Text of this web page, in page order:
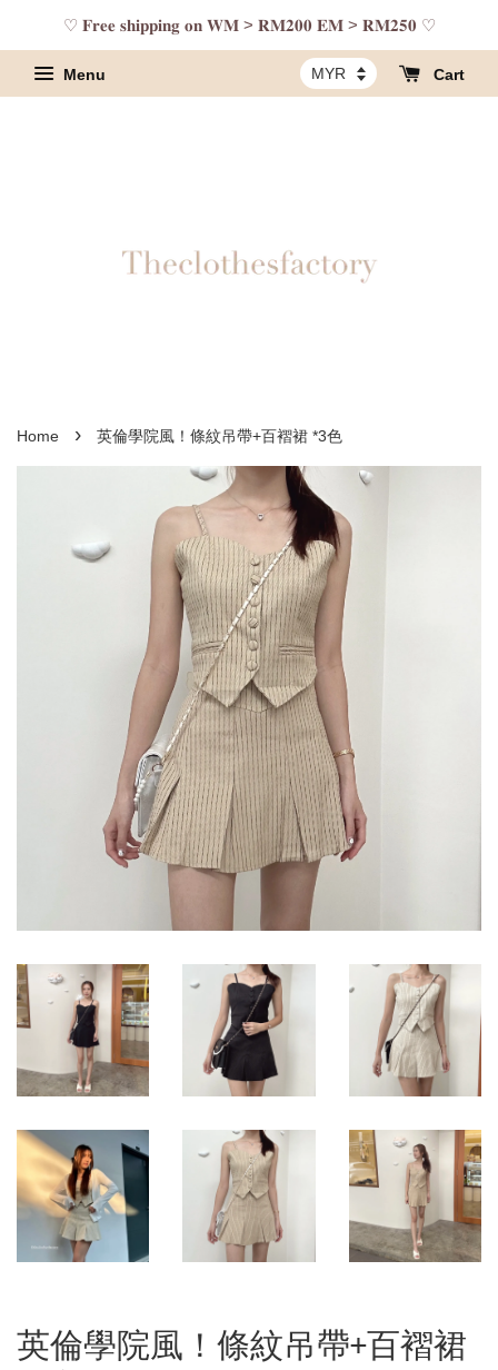
♡ 𝐅𝐫𝐞𝐞 𝐬𝐡𝐢𝐩𝐩𝐢𝐧𝐠 𝐨𝐧 𝐖𝐌 > 𝐑𝐌𝟐𝟎𝟎 𝐄𝐌 > 𝐑𝐌𝟐𝟓𝟎 ♡
Menu Cart
Home › 英倫學院風！條紋吊帶+百褶裙 *3色
英倫學院風！條紋吊帶+百褶裙